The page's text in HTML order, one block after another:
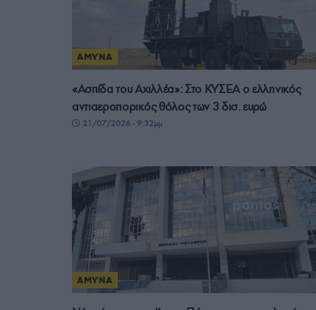
ΑΜΥΝΑ
«Ασπίδα του Αχιλλέα»: Στο ΚΥΣΕΑ ο ελληνικός
αντιαεροπορικός θόλος των 3 δισ. ευρώ
21/07/2026 - 9:32μμ
ΑΜΥΝΑ